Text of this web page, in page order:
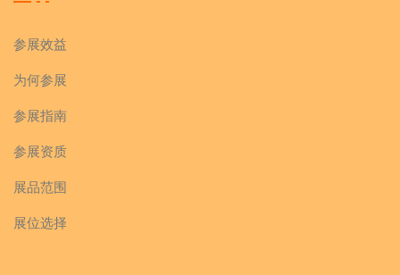
参展效益
为何参展
参展指南
参展资质
展品范围
展位选择